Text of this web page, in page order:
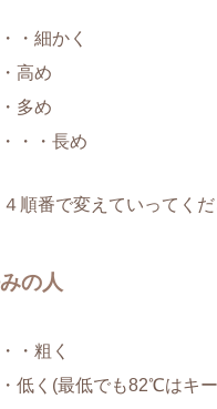
・細かく
高め
多め
・・長め
番で変えていってくだ
の人
・粗く
低く(最低でも82℃はキ